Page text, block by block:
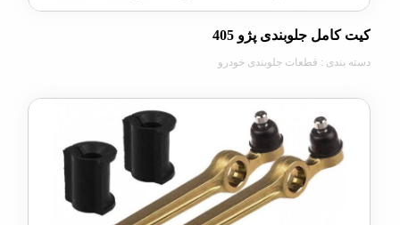
جلوبندی پژو 405
: قطعات جلوبندی خودرو